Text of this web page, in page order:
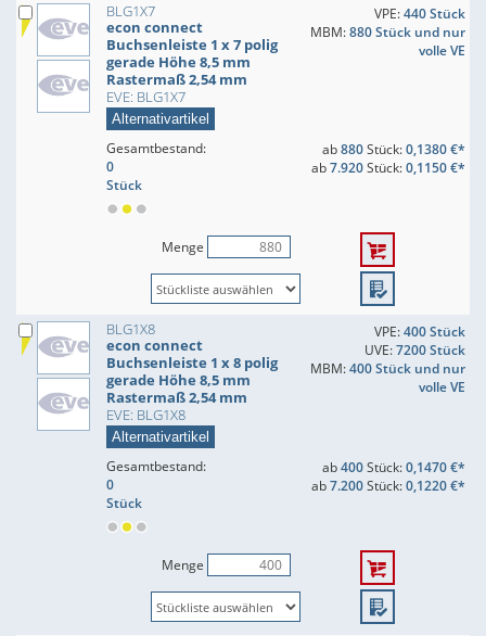
BLG1X7
econ connect
Buchsenleiste 1 x 7 polig
gerade Höhe 8,5 mm
Rastermaß 2,54 mm
EVE: BLG1X7
Alternativartikel
VPE:440 Stück
MBM:880 Stück und nur
volle VE
Gesamtbestand:
0
Stück
ab880Stück:0,1380 €*
ab7.920Stück:0,1150 €*
Menge
BLG1X8
econ connect
Buchsenleiste 1 x 8 polig
gerade Höhe 8,5 mm
Rastermaß 2,54 mm
EVE: BLG1X8
Alternativartikel
VPE:400 Stück
UVE:7200 Stück
MBM:400 Stück und nur
volle VE
Gesamtbestand:
0
Stück
ab400Stück:0,1470 €*
ab7.200Stück:0,1220 €*
Menge